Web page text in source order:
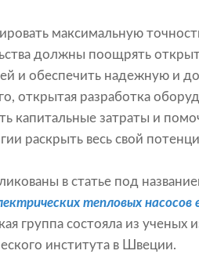
максимальную
должны поощрять
и обеспечить надежную и
открытая разработка
капитальные затраты и
раскрыть весь свой
в статье под
тепловых
группа состояла из
института в Швеции.